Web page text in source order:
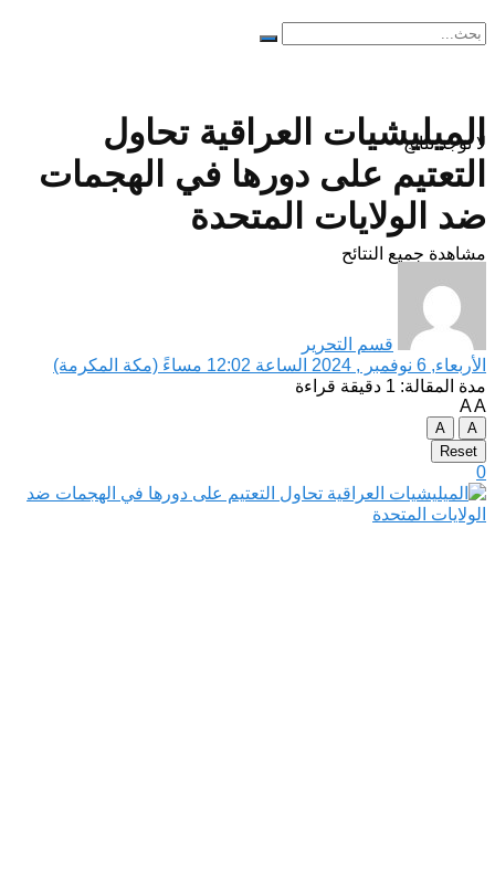
لا توجد نتائج
مشاهدة جميع النتائح
الميليشيات العراقية تحاول
التعتيم على دورها في الهجمات
ضد الولايات المتحدة
قسم التحرير
الأربعاء, 6 نوفمبر , 2024 الساعة 12:02 مساءً (مكة المكرمة)
مدة المقالة: 1 دقيقة قراءة
AA
A
A
Reset
0